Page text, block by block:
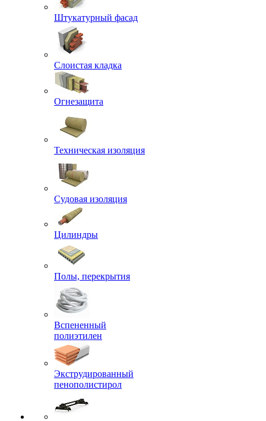
Штукатурный фасад
Слоистая кладка
Огнезащита
Техническая изоляция
Судовая изоляция
Цилиндры
Полы, перекрытия
Вспененный
полиэтилен
Экструдированный
пенополистирол